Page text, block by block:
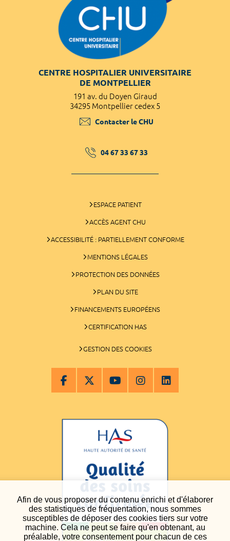
Afin de vous proposer du contenu enrichi et d'élaborer
des statistiques de fréquentation, nous sommes
susceptibles de déposer des cookies tiers sur votre
machine. Cela ne peut se faire qu'en obtenant, au
préalable, votre consentement pour chacun de ces
CENTRE HOSPITALIER UNIVERSITAIRE
DE MONTPELLIER
191 av. du Doyen Giraud
34295 Montpellier cedex 5
Contacter le CHU
04 67 33 67 33
ESPACE PATIENT
ACCÈS AGENT CHU
ACCESSIBILITÉ : PARTIELLEMENT CONFORME
MENTIONS LÉGALES
PROTECTION DES DONNÉES
PLAN DU SITE
FINANCEMENTS EUROPÉENS
CERTIFICATION HAS
GESTION DES COOKIES